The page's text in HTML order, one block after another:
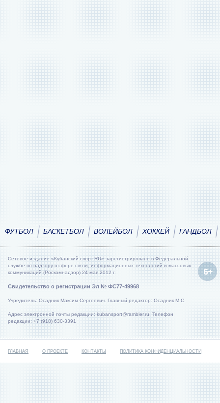
ФУТБОЛ БАСКЕТБОЛ ВОЛЕЙБОЛ ХОККЕЙ ГАНДБОЛ
Сетевое издание «Кубанский спорт.RU» зарегистрировано в Федеральной
службе по надзору в сфере связи, информационных технологий и массовых
коммуникаций (Роскомнадзор) 24 мая 2012 г.
Свидетельство о регистрации Эл № ФС77-49968
Учредитель: Осадник Максим Сергеевич. Главный редактор: Осадник М.С.
Адрес электронной почты редакции: kubansport@rambler.ru. Телефон
редакции: +7 (918) 630-3391
ГЛАВНАЯ О ПРОЕКТЕ КОНТАКТЫ ПОЛИТИКА КОНФИДЕНЦИАЛЬНОСТИ